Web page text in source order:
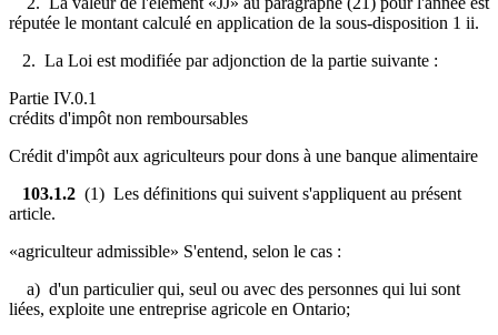
réputée le montant calculé en application de la sous-disposition 1 ii.
2. La Loi est modifiée par adjonction de la partie suivante :
Partie IV.0.1
crédits d'impôt non remboursables
Crédit d'impôt aux agriculteurs pour dons à une banque alimentaire
103.1.2 (1) Les définitions qui suivent s'appliquent au présent
article.
«agriculteur admissible» S'entend, selon le cas :
a) d'un particulier qui, seul ou avec des personnes qui lui sont
liées, exploite une entreprise agricole en Ontario;